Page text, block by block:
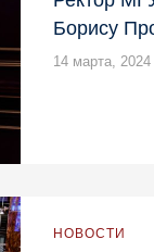
Борису
14 марта, 2024
НОВОСТИ